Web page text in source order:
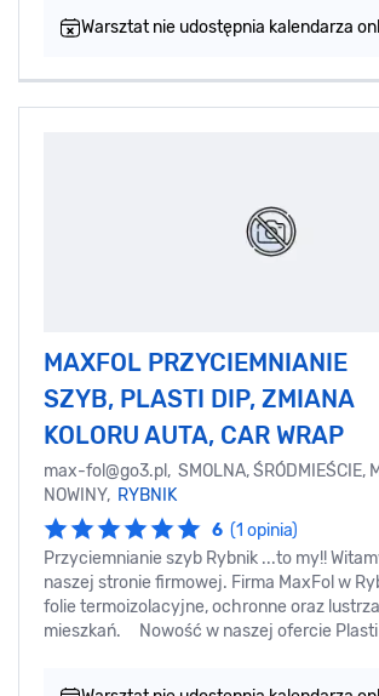
Warsztat nie udostępnia kalendarza
MAXFOL PRZYCIEMNIANIE
SZYB, PLASTI DIP, ZMIANA
KOLORU AUTA, CAR WRAP
max-fol@go3.pl , SMOLNA, ŚRÓDMIEŚCIE,
NOWINY, RYBNIK
6 (1 opinia)
Przyciemnianie szyb Rybnik ...to my!!
naszej stronie firmowej. Firma MaxFol w
folie termoizolacyjne, ochronne oraz
mieszkań. Nowość w naszej ofercie Plasti